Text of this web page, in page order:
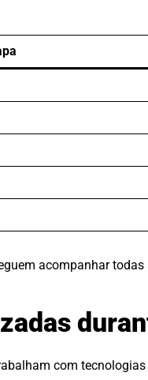
acompanhar
com